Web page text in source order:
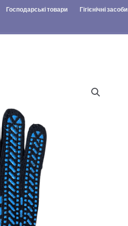
Господарські товари Гігієнічні засоби